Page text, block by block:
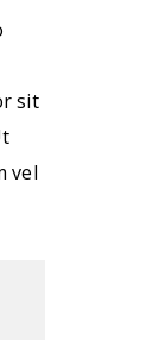
sit
vel